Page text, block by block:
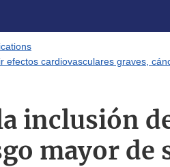
cardiovasculares graves,
inclusión
mayor de